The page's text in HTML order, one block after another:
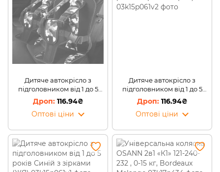
Дитяче автокрісло з
підголовником від 1 до 5
років Камуфляж (ЖЯ)
116.94₴
Оптові ціни
Дитяче автокрісло з
підголовником від 1 до 5
років Червоний (ЖЯ)
116.94₴
Оптові ціни